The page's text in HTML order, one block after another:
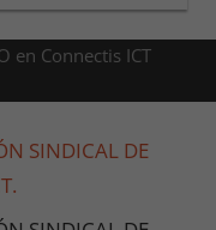
en Connectis ICT
SINDICAL DE